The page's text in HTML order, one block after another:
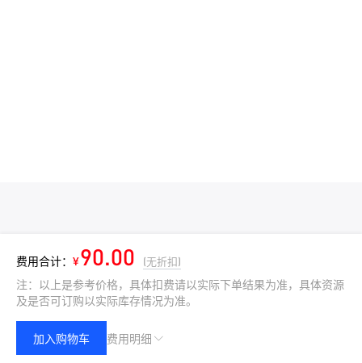
费用合计： ¥90.00 (无折扣)
注：以上是参考价格，具体扣费请以实际下单结果为准，具体资源
及是否可订购以实际库存情况为准。
费用明细
加入购物车